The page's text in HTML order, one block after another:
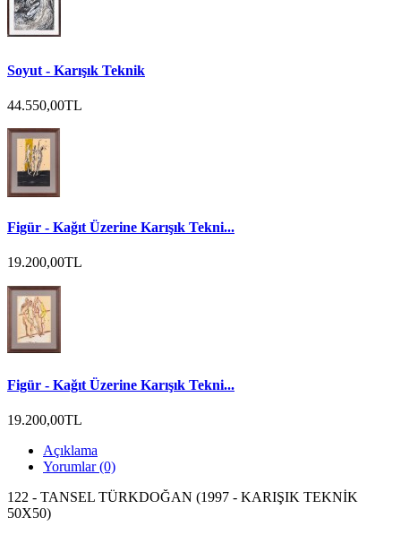
Soyut - Karışık Teknik
44.550,00TL
Figür - Kağıt Üzerine Karışık Tekni...
19.200,00TL
Figür - Kağıt Üzerine Karışık Tekni...
19.200,00TL
Açıklama
Yorumlar (0)
122 - TANSEL TÜRKDOĞAN (1997 - KARIŞIK TEKNİK
50X50)